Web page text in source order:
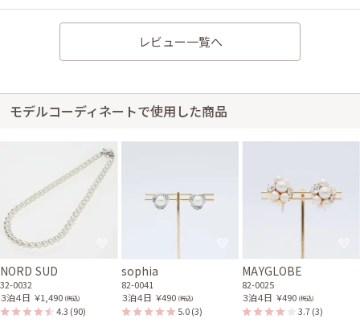
レビュー一覧へ
モデルコーディネートで使用した商品
NORD SUD
32-0032
３泊４日 ￥1,490 (税込)
4.3 (90)
sophia
82-0041
３泊４日 ￥490 (税込)
5.0(3)
MAYGLOBE
82-0025
３泊４日 ￥490 (税込)
3.7(3)